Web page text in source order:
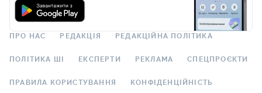
ПРО НАС РЕДАКЦІЯ РЕДАКЦІЙНА ПОЛІТИКА
ПОЛІТИКА ШІ ЕКСПЕРТИ РЕКЛАМА СПЕЦПРОЄКТИ
ПРАВИЛА КОРИСТУВАННЯ КОНФІДЕНЦІЙНІСТЬ